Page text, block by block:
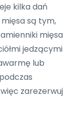
kilka dań
są tym,
mięsa
jedzącymi
lub
zarezerwuj